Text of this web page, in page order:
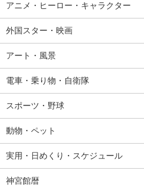
アニメ・ヒーロー・キャラクター
外国スター・映画
アート・風景
電車・乗り物・自衛隊
スポーツ・野球
動物・ペット
実用・日めくり・スケジュール
神宮館暦